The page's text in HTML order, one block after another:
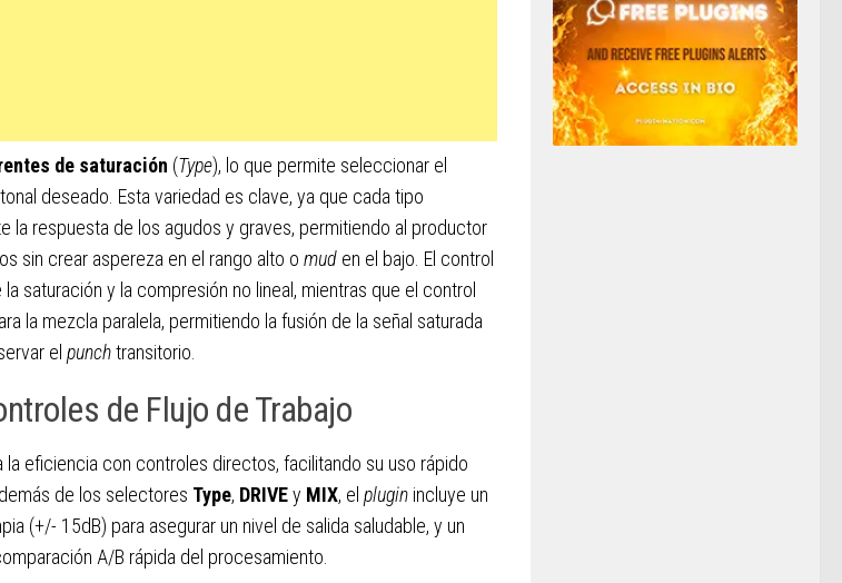
de saturación (Type), lo que permite seleccionar el
deseado. Esta variedad es clave, ya que cada tipo
la respuesta de los agudos y graves, permitiendo al productor
sin crear aspereza en el rango alto o mud en el bajo. El control
saturación y la compresión no lineal, mientras que el control
la mezcla paralela, permitiendo la fusión de la señal saturada
el punchtransitorio.
de Flujo de Trabajo
la eficiencia con controles directos, facilitando su uso rápido
de los selectores Type, DRIVEy MIX, el plugin incluye un
(+/- 15dB) para asegurar un nivel de salida saludable, y un
A/B rápida del procesamiento.